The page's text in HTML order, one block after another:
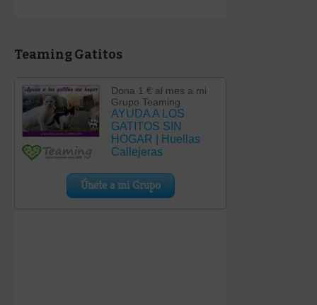
Teaming Gatitos